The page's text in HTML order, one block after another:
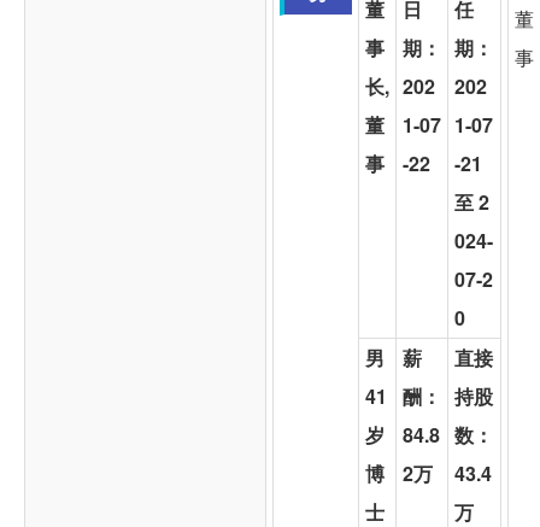
董
事
长,
董
事
日
期：
202
1-07
-22
任
期：
202
1-07
-21
至 2
024-
07-2
0
男
41
岁
博
士
薪
酬：
84.8
2万
直接
持股
数：
43.4
万
董
事